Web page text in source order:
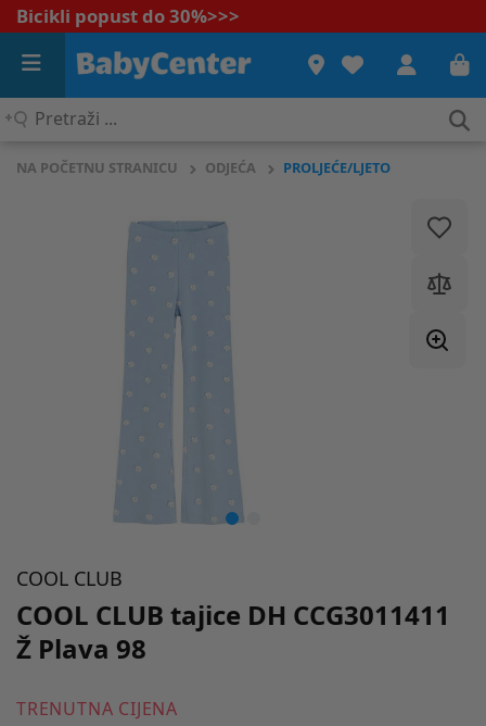
Bicikli popust do 30%>>>
Pretraži
NA POČETNU STRANICU ODJEĆA PROLJEĆE/LJETO
COOL CLUB
COOL CLUB tajice DH CCG3011411
Ž Plava 98
TRENUTNA CIJENA